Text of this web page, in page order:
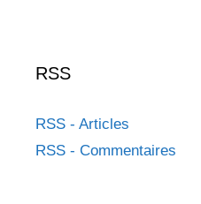
RSS
RSS - Articles
RSS - Commentaires